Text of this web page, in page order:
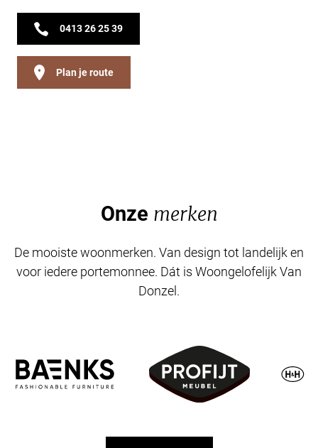
0413 26 25 39
Plan je route
Onze merken
De mooiste woonmerken. Van design tot landelijk en
voor iedere portemonnee. Dát is Woongelofelijk Van
Donzel.